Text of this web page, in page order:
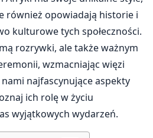
również opowiadają historie i
kulturowe tych społeczności.
rozrywki, ale także ważnym
wzmacniając więzi
najfascynujące aspekty
ich rolę w życiu
wyjątkowych wydarzeń.